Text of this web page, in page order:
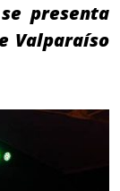
presenta
Valparaíso